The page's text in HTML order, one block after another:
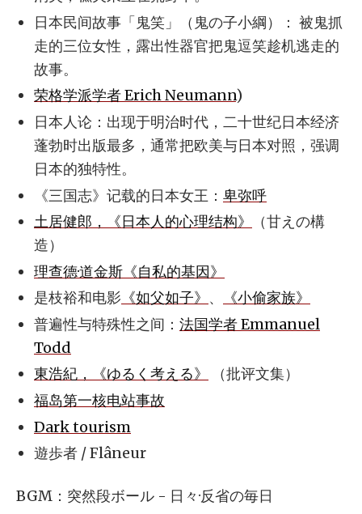
日本民间故事「鬼笑」（鬼の子小綱）： 被鬼抓
走的三位女性，露出性器官把鬼逗笑趁机逃走的
故事。
荣格学派学者 Erich Neumann)
日本人论：出现于明治时代，二十世纪日本经济
蓬勃时出版最多，通常把欧美与日本对照，强调
日本的独特性。
《三国志》记载的日本女王： 卑弥呼
土居健郎，《日本人的心理结构》
（甘えの構
造）
理查德·道金斯《自私的基因》
是枝裕和电影 《如父如子》 、
《小偷家族》
普遍性与特殊性之间： 法国学者 Emmanuel
Todd
東浩紀，《ゆるく考える》
（批评文集）
福岛第一核电站事故
Dark tourism
遊歩者 / Flâneur
BGM：突然段ボール - 日々·反省の毎日